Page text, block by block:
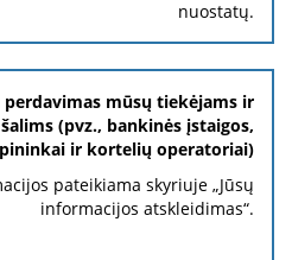
nuostatų.
mūsų tiekėjams ir
(pvz., bankinės įstaigos,
ir kortelių operatoriai)
pateikiama skyriuje „Jūsų
informacijos atskleidimas“.